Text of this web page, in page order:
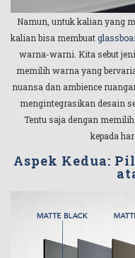
Namun, untuk kalian yang
kalian bisa membuat
warna-warni. Kita sebut
memilih warna yang
nuansa dan ambience
mengintegrasikan desain
Tentu saja dengan
kepada
Aspek Kedua: